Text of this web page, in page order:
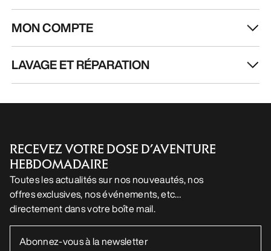
MON COMPTE
LAVAGE ET RÉPARATION
RECEVEZ VOTRE DOSE D’AVENTURE
HEBDOMADAIRE
Toutes les actualités sur nos nouveautés, nos
offres exclusives, nos événements, etc…
directement dans votre boîte mail.